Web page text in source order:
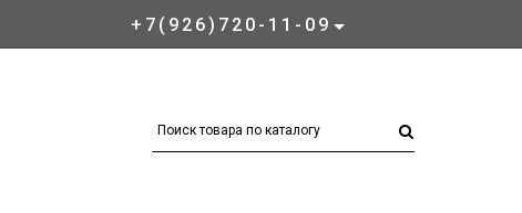
+7(926)720-11-09